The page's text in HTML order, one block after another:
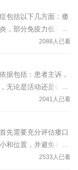
起输尿管和肾脏炎
输尿管积水、肾盂积
外阴感染，尿液流入
造成一定刺激，导致
括以下几方面：瘘
，部分免疫力低下的
尿管和肾脏，导致肾
的相关症状，需要及
分评估，再进行相应
2088 人已看
包括：患者主诉，
无论是活动还是休息
无关；体格检查，妇
实验，将美蓝注入膀
口流出，瘘口变蓝，
瘘口的数量。
2041 人已看
需要充分评估瘘口
和位置，并避免在早
一般建议在急性炎症
2533 人已看